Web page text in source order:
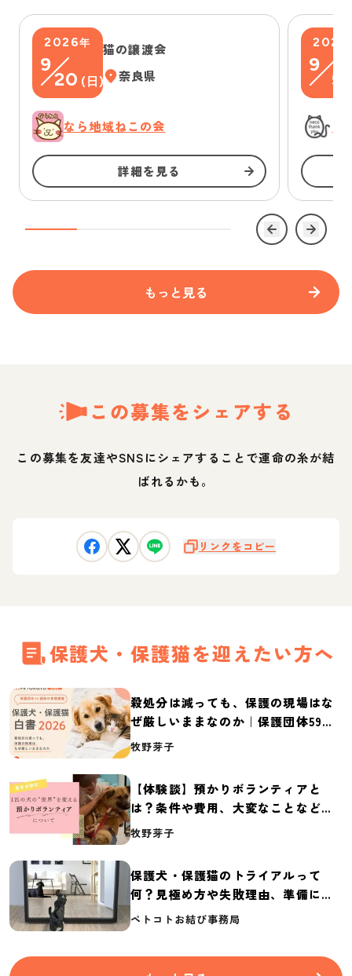
2026年
9
20 ( 日 )
猫の譲渡会
奈良県
なら地域ねこの会
詳細を見る
2026
9
5
もっと見る
この募集をシェアする
この募集を友達やSNSにシェアすることで運命の糸が結
ばれるかも。
リンクをコピー
保護犬・保護猫を迎えたい方へ
殺処分は減っても、保護の現場はな
ぜ厳しいままなのか｜保護団体59団
体の実態調査【保護犬・保護猫白書
牧野芽子
【体験談】預かりボランティアと
は？条件や費用、大変なことなど紹
介
牧野芽子
保護犬・保護猫のトライアルって
何？見極め方や失敗理由、準備に必
要なものを紹介
ペトコトお結び事務局